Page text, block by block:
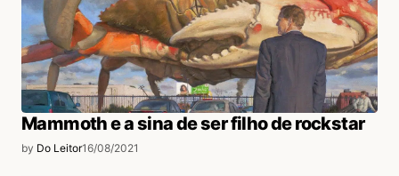
Mammoth e a sina de ser filho de rockstar
by Do Leitor16/08/2021